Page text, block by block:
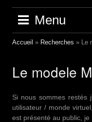
Menu
Accueil » Recherches » Le
Le modele
Si nous sommes restés
utilisateur / monde
est présenté au public,